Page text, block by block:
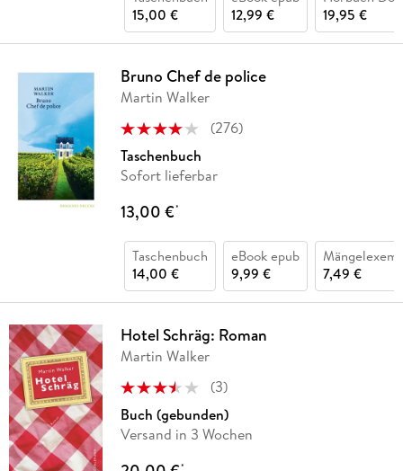
15,00 €
12,99 €
19,95 €
Bruno Chef de police
Martin Walker
(276)
Taschenbuch
Sofort lieferbar
13,00 €*
Taschenbuch
14,00 €
eBook epub
9,99 €
7,49 €
Hotel Schräg: Roman
Martin Walker
(3)
Buch (gebunden)
Versand in 3 Wochen
*